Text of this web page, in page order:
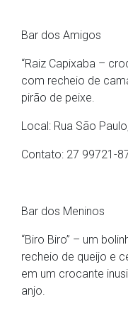
Bar dos Amigos
“Raiz Capixaba –
com recheio de
pirão de peixe.
Local: Rua São
Contato: 27 99721-
Bar dos Meninos
“Biro Biro” – um
recheio de queijo e
em um crocante
anjo.